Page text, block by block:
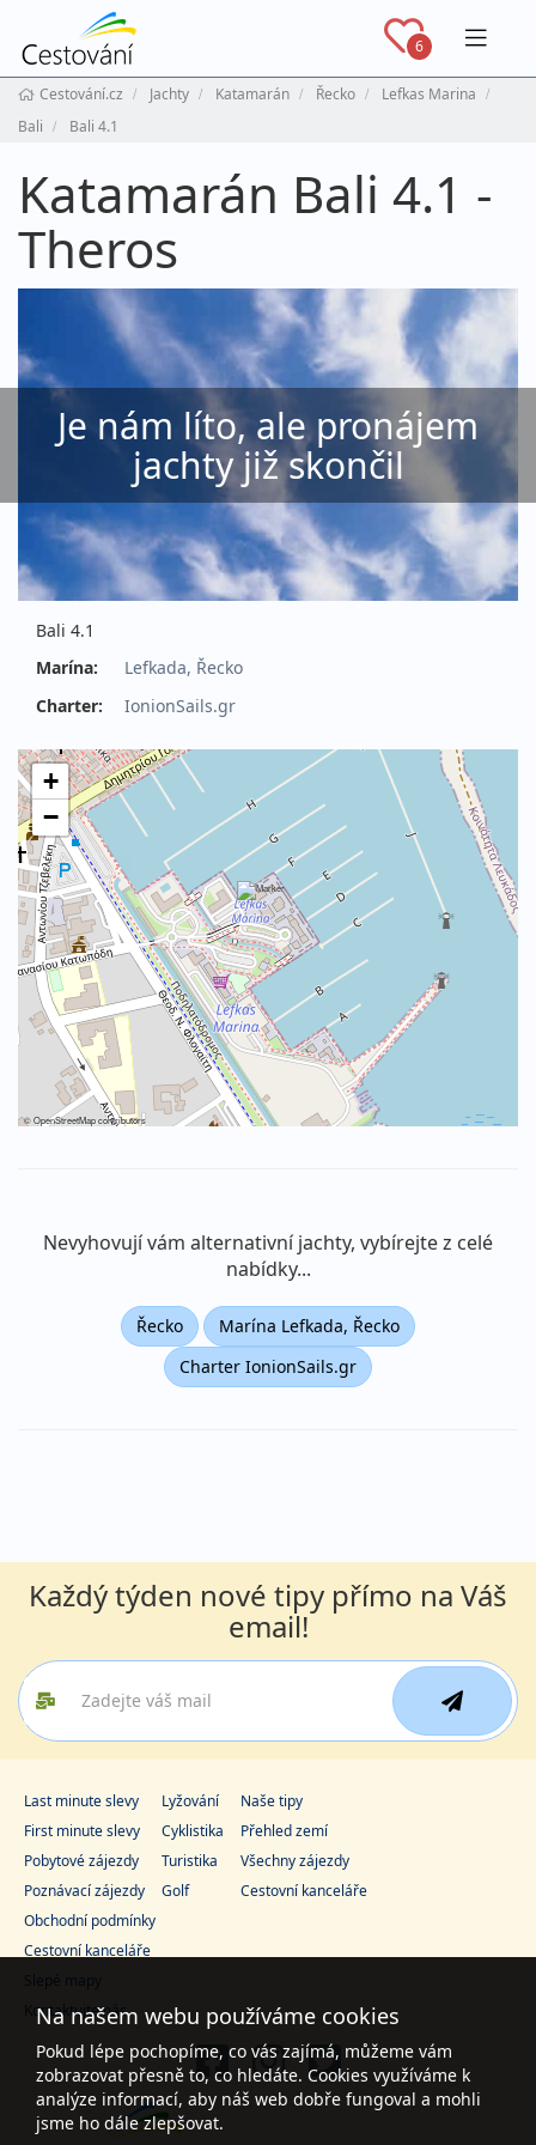
6
Cestování.cz Jachty Katamarán Řecko
Lefkas Marina
Bali
Bali 4.1
Katamarán Bali 4.1 -
Theros
Je nám líto, ale pronájem
jachty již skončil
Bali 4.1
Marína:
Lefkada, Řecko
Charter:
IonionSails.gr
+
−
©OpenStreetMapcontributors
Nevyhovují vám alternativní jachty, vybírejte z celé
nabídky...
Řecko
Marína Lefkada, Řecko
Charter IonionSails.gr
Každý týden nové tipy přímo na Váš
email!
Last minute slevy
First minute slevy
Pobytové zájezdy
Poznávací zájezdy
Lyžování
Cyklistika
Turistika
Golf
Naše tipy
Přehled zemí
Všechny zájezdy
Cestovní kanceláře
Obchodní podmínky
Cestovní kanceláře
Slepé mapy
Kontaktujte nás
Na našem webu používáme cookies
Pokud lépe pochopíme, co vás zajímá, můžeme vám
zobrazovat přesně to, co hledáte. Cookies využíváme k
analýze informací, aby náš web dobře fungoval a mohli
jsme ho dále zlepšovat.